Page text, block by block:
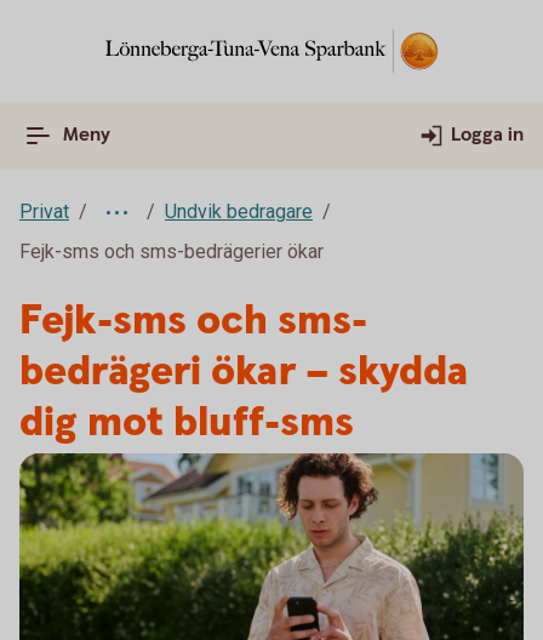
Meny Logga in
Privat
Undvik bedragare
Fejk-sms och sms-bedrägerier ökar
Fejk-sms och sms-
bedrägeri ökar – skydda
dig mot bluff-sms